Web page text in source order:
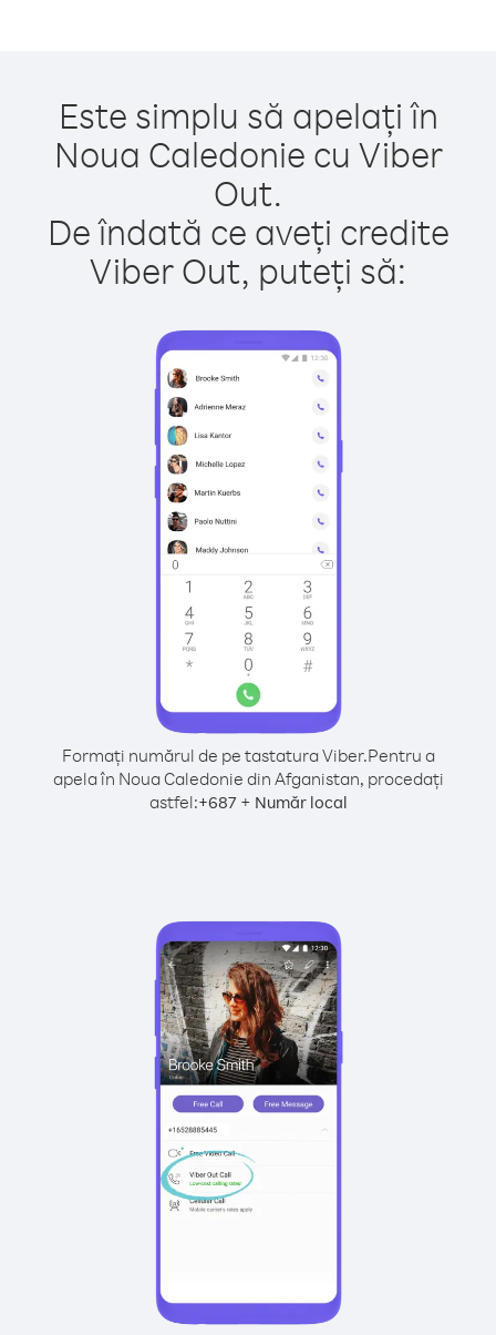
Este simplu să apelați în
Noua Caledonie cu Viber
Out.
De îndată ce aveți credite
Viber Out, puteți să:
Formați numărul de pe tastatura Viber.Pentru a
apela în Noua Caledonie din Afganistan, procedați
astfel:+687+ Număr local